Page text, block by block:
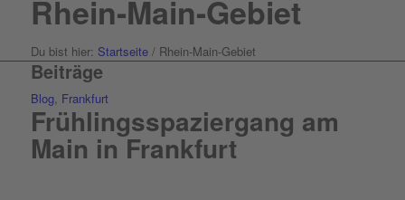
Rhein-Main-Gebiet
Du bist hier: Startseite / Rhein-Main-Gebiet
Beiträge
Blog, Frankfurt
Frühlingsspaziergang am
Main in Frankfurt